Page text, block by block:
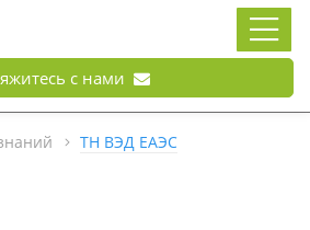
с нами
ТН ВЭД ЕАЭС